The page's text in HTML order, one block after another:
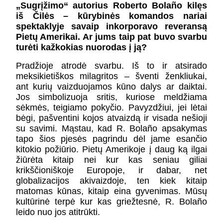
„Sugrįžimo“ autorius Roberto Bolaño kilęs
iš Čilės – kūrybinės komandos nariai
spektaklyje savaip inkorporavo reveransą
Pietų Amerikai. Ar jums taip pat buvo svarbu
turėti kažkokias nuorodas į ją?
Pradžioje atrodė svarbu. Iš to ir atsirado
meksikietiškos milagritos – šventi ženkliukai,
ant kurių vaizduojamos kūno dalys ar daiktai.
Jos simbolizuoja sritis, kuriose meldžiama
sėkmės, teigiamo pokyčio. Pavyzdžiui, jei lėtai
bėgi, pašventini kojos atvaizdą ir visada nešioji
su savimi. Mąstau, kad R. Bolaño apsakymas
tapo šios pjesės pagrindu dėl jame esančio
kitokio požiūrio. Pietų Amerikoje į daug ką ilgai
žiūrėta kitaip nei kur kas seniau giliai
krikščioniškoje Europoje, ir dabar, net
globalizacijos akivaizdoje, ten kiek kitaip
matomas kūnas, kitaip eina gyvenimas. Mūsų
kultūrinė terpė kur kas griežtesnė, R. Bolaño
leido nuo jos atitrūkti.